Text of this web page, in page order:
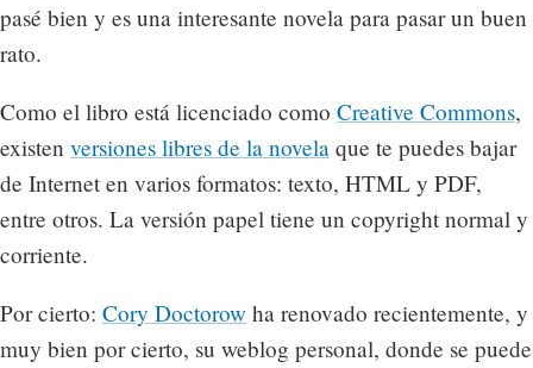
pasé bien y es una interesante novela para pasar un buen
rato.
Como el libro está licenciado como Creative Commons,
existen versiones libres de la novela que te puedes bajar
de Internet en varios formatos: texto, HTML y PDF,
entre otros. La versión papel tiene un copyright normal y
corriente.
Por cierto: Cory Doctorow ha renovado recientemente, y
muy bien por cierto, su weblog personal, donde se puede